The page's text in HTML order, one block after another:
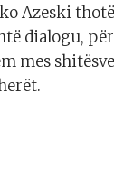
Azeski
dialogu,
mes